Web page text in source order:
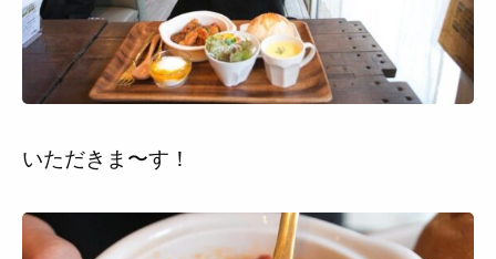
いただきま〜す！